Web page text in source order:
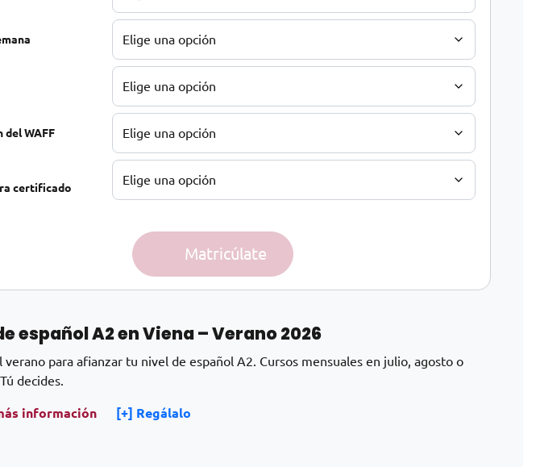
del WAFF
certificado
en verano 2026 cantidad
Matricúlate
español A2en Viena – Verano 2026
verano para afianzar tu nivel de español A2. Cursos mensuales en julio, agosto o
decides.
información [+] Regálalo